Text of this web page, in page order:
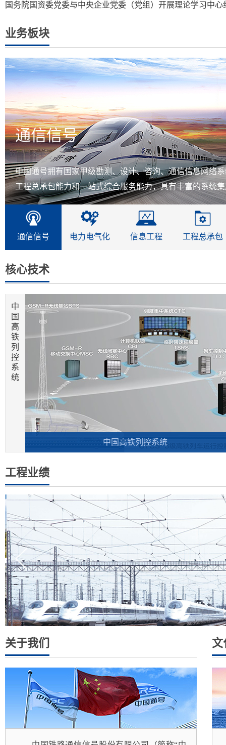
国务院国资委党委与中央企业党委（党组）开展理论学习中心
业务板块
通信信号
中国通号拥有国家甲级勘测、设计、咨询、通信信息网络
工程总承包能力和一站式综合服务能力，具有丰富的系统
通信信号 电力电气化 信息工程 工程总承包
核心技术
中
国
高
铁
列
控
系
统
中国高铁列控系统
工程业绩
关于我们 文